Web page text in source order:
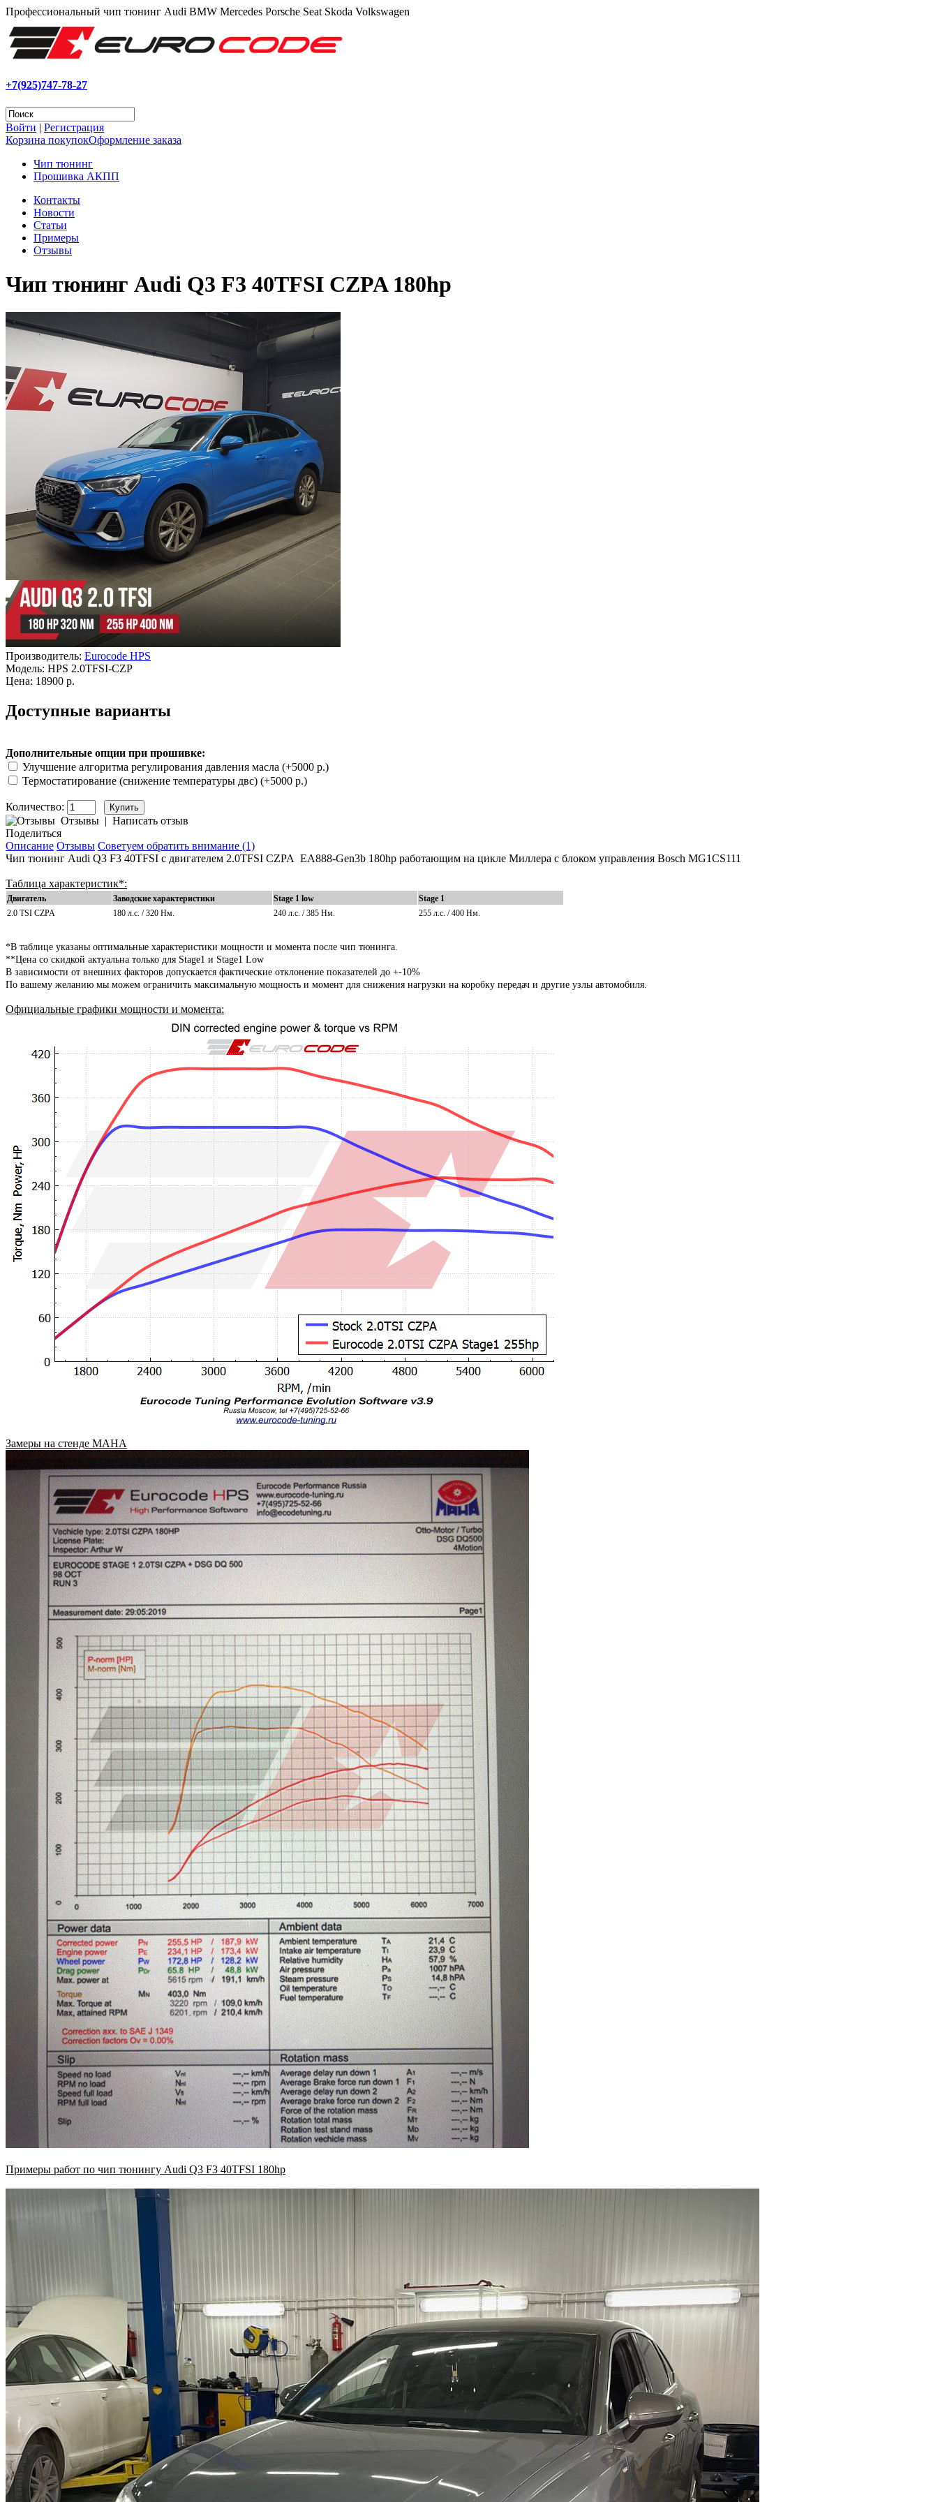
Профессиональный чип тюнинг Audi BMW Mercedes Porsche Seat Skoda Volkswagen
+7(925)747-78-27
Войти | Регистрация
Корзина покупокОформление заказа
Чип тюнинг
Прошивка АКПП
Контакты
Новости
Статьи
Примеры
Отзывы
Чип тюнинг Audi Q3 F3 40TFSI CZPA 180hp
Производитель: Eurocode HPS
Модель: HPS 2.0TFSI-CZP
Цена: 18900 р.
Доступные варианты
Дополнительные опции при прошивке:
Улучшение алгоритма регулирования давления масла (+5000 р.)
Термостатирование (снижение температуры двс) (+5000 р.)
Количество:
Отзывы | Написать отзыв
Поделиться
Описание Отзывы Советуем обратить внимание (1)
Чип тюнинг Audi Q3 F3 40TFSI с двигателем 2.0TFSI CZPA EA888-Gen3b 180hp работающим на цикле Миллера с блоком управления Bosch MG1CS111
Таблица характеристик*:
Двигатель Заводские характеристики Stage 1 low
Stage 1
2.0 TSI CZPA
180 л.с. / 320 Нм. 240 л.с. / 385 Нм. 255 л.с. / 400 Нм.
*В таблице указаны оптимальные характеристики мощности и момента после чип тюнинга.
**Цена со скидкой актуальна только для Stage1 и Stage1 Low
В зависимости от внешних факторов допускается фактические отклонение показателей до +-10%
По вашему желанию мы можем ограничить максимальную мощность и момент для снижения нагрузки на коробку передач и другие узлы автомобиля.
Официальные графики мощности и момента:
Замеры на стенде MAHA
Примеры работ по чип тюнингу Audi Q3 F3 40TFSI 180hp